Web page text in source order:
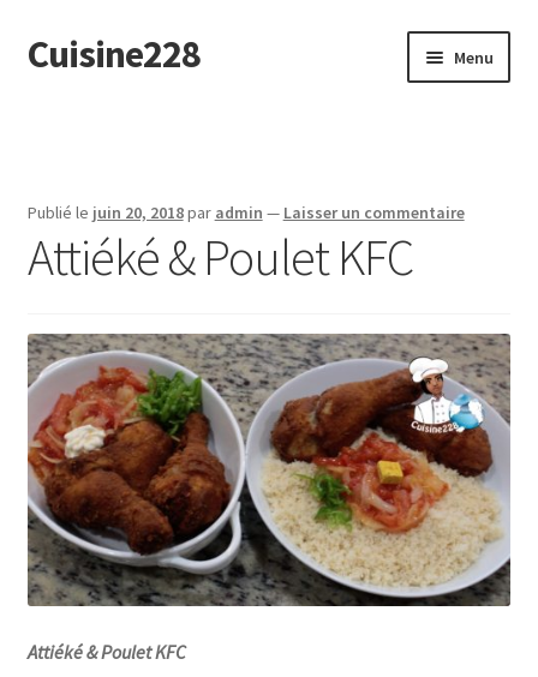
Aller
à
Aller
au
Cuisine228 Menu
Publié le juin 20, 2018par admin — Laisser un commentaire
Attiéké & Poulet KFC
Attiéké & Poulet KFC